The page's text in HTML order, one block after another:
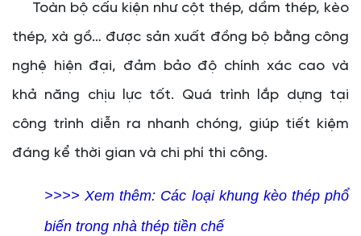
Toàn bộ cấu kiện như cột thép, dầm thép, kèo
thép, xà gồ… được sản xuất đồng bộ bằng công
nghệ hiện đại, đảm bảo độ chính xác cao và
khả năng chịu lực tốt. Quá trình lắp dựng tại
công trình diễn ra nhanh chóng, giúp tiết kiệm
đáng kể thời gian và chi phí thi công.
>>>> Xem thêm: Các loại khung kèo thép phổ
biến trong nhà thép tiền chế